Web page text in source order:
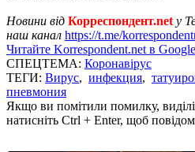
Новини від Корреспондент.net у
наш канал https://t.me/
Читайте Korrespondent.net в
СПЕЦТЕМА: Коронавірус
ТЕГИ: Вирус, инфекция,
пневмония
Якщо ви помітили помилку,
натисніть Ctrl + Enter, щоб